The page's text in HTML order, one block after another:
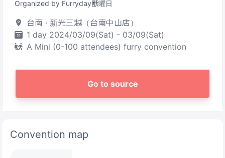
Organized by Furryday獸曜日
台南 · 新光三越（台南中山店）
1 day 2024/03/09(Sat) - 03/09(Sat)
A Mini (0-100 attendees) furry convention
Go to source
Convention map